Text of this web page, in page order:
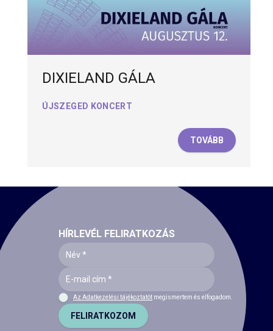
DIXIELAND GÁLA
ÚJSZEGED KONCERT
TOVÁBB
HÍRLEVÉL FELIRATKOZÁS
Az Adatkezelési tájékoztatót megismertem és elfogadom.
FELIRATKOZOM